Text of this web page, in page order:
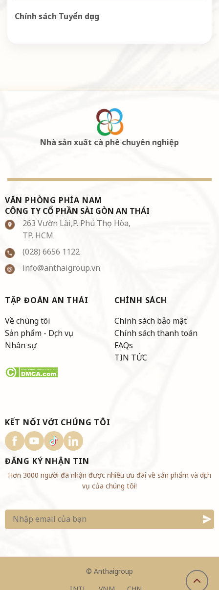
Chính sách Tuyển dụng
Nhà sản xuất cà phê chuyên nghiệp
VĂN PHÒNG PHÍA NAM
CÔNG TY CỔ PHẦN SÀI GÒN AN THÁI
263 Vườn Lài,P. Phú Thọ Hòa,
TP. HCM
(028) 6656 1122
info@anthaigroup.vn
TẬP ĐOÀN AN THÁI
Về chúng tôi
Sản phẩm - Dịch vụ
Nhân sự
CHÍNH SÁCH
Chính sách bảo mật
Chính sách thanh toán
FAQs
TIN TỨC
KẾT NỐI VỚI CHÚNG TÔI
ĐĂNG KÝ NHẬN TIN
Hơn 3000 người đã nhận được nhiều ưu đãi về sản phẩm và dịch
vụ của chúng tôi!
© Anthaigroup